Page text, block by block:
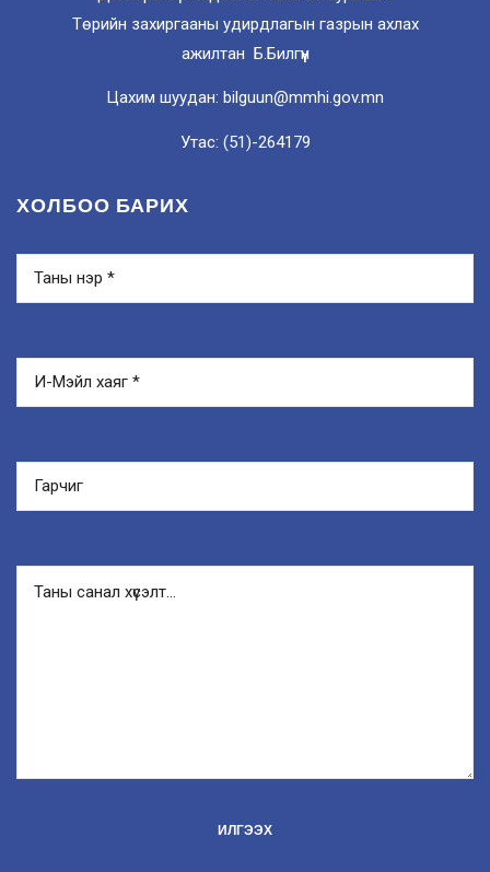
Төрийн захиргааны удирдлагын газрын ахлах
ажилтан Б.Билгүүн
Цахим шуудан: bilguun@mmhi.gov.mn
Утас: (51)-264179
ХОЛБОО БАРИХ